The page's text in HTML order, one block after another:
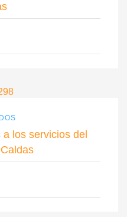
los servicios del